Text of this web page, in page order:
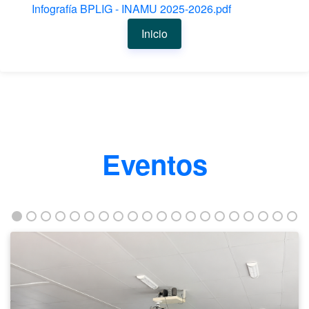
Infografía BPLIG - INAMU 2025-2026.pdf
Inicio
Eventos
fortalece
empleabilidad